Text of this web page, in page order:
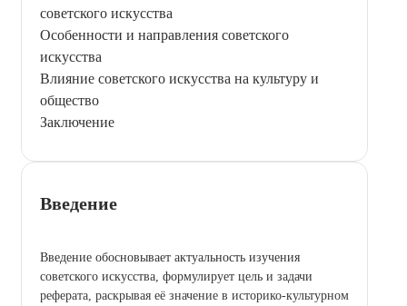
советского искусства
Особенности и направления советского
искусства
Влияние советского искусства на культуру и
общество
Заключение
Введение
Введение обосновывает актуальность изучения
советского искусства, формулирует цель и задачи
реферата, раскрывая её значение в историко-культурном